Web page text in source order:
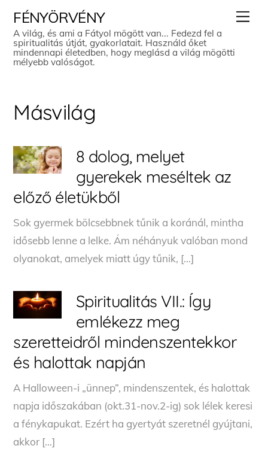
content
FÉNYÖRVÉNY
A világ, és ami a Fátyol mögött van... Fedezd fel a
spiritualitás útját, gyakorlatait. Használd őket
mindennapi életedben, hogy meglásd a világ mögötti
mélyebb valóságot.
Másvilág
8 dolog, melyet
gyerekek meséltek az
előző életükből
Sok gyermek bölcsebbnek tűnik a koránál, mintha
idősebb lenne a lelke. Ám néhányuk valóban mond
olyanokat, amelyek miatt úgy tűnik, […]
Spiritualitás VII.: Így
emlékezz meg
szeretteidről mindenszentekkor
és halottak napján
A Halloween-i „ünnep”, mindenszentek, és halottak
napja időszakában (okt.31-nov.2-ig) sok lélek keresi
a fénykapukat. Ezért ha gyertyát szeretnél gyújtani,
akkor […]